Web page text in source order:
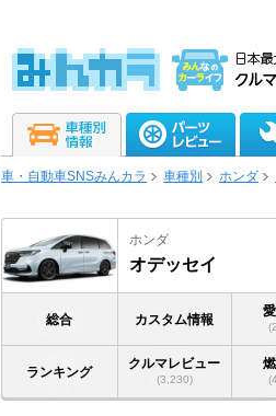
車・自動車SNSみんカラ 車種別 ホンダ
ホンダ
オデッセイ
総合 カスタム情報
ランキング
クルマレビュー
(3,230)